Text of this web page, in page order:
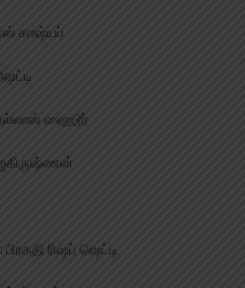
காஷ்யப்
உல்லாஸ் ஹைடூர்
ரிஷப் ஷெட்டி